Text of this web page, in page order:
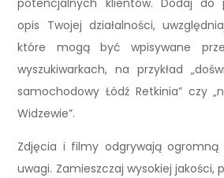
potencjalnych klientów. Dodaj do
opis Twojej działalności,
które mogą być wpisywane
wyszukiwarkach, na przykład
samochodowy Łódź Retkinia” czy
Widzewie”.
Zdjęcia i filmy odgrywają ogromną
uwagi. Zamieszczaj wysokiej jakości,